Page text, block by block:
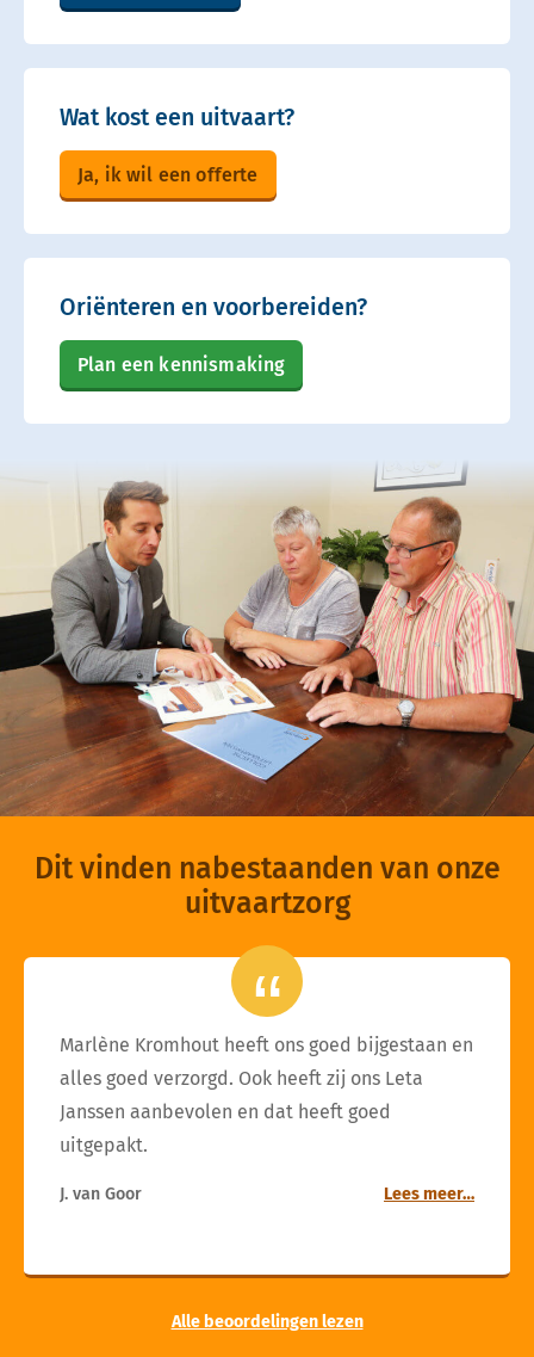
Wat kost een uitvaart?
Ja, ik wil een offerte
Oriënteren en voorbereiden?
Plan een kennismaking
Dit vinden nabestaanden van onze
uitvaartzorg
Marlène Kromhout heeft ons goed bijgestaan en
alles goed verzorgd. Ook heeft zij ons Leta
Janssen aanbevolen en dat heeft goed
uitgepakt.
J. van Goor Lees meer…
Alle beoordelingen lezen